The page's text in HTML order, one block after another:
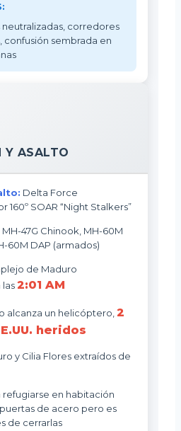
neutralizadas, corredores
confusión sembrada en
Y ASALTO
Delta Force
160º SOAR “Night Stalkers”
MH-47G Chinook, MH-60M
60M DAP (armados)
de Maduro
2:01 AM
alcanza un helicóptero, 2
heridos
y Cilia Flores extraídos de
en habitación
de acero pero es
de cerrarlas